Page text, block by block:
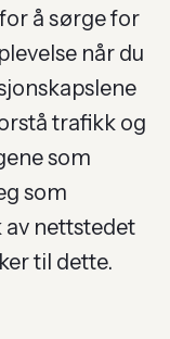
å sørge for
når du
trafikk og
som
som
av nettstedet
til dette.